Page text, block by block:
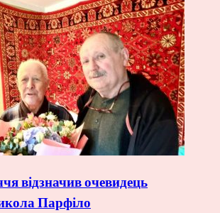
відзначив очевидець
Парфіло